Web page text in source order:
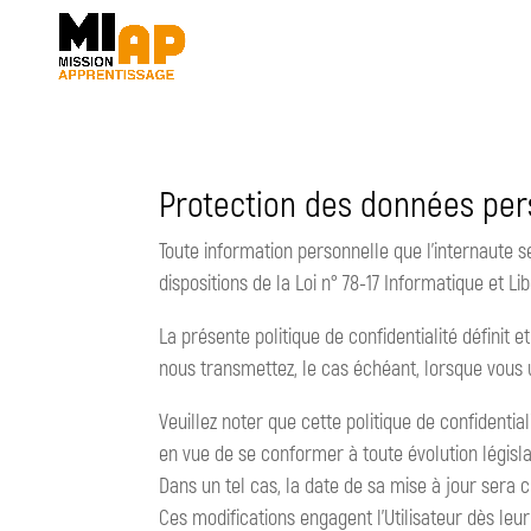
Protection des données
Toute information personnelle que l’internaute
dispositions de la Loi n° 78-17 Informatique et
La présente politique de confidentialité définit
nous transmettez, le cas échéant, lorsque
Veuillez noter que cette politique de
en vue de se conformer à toute évolution
Dans un tel cas, la date de sa mise à jour
Ces modifications engagent l’Utilisateur dès